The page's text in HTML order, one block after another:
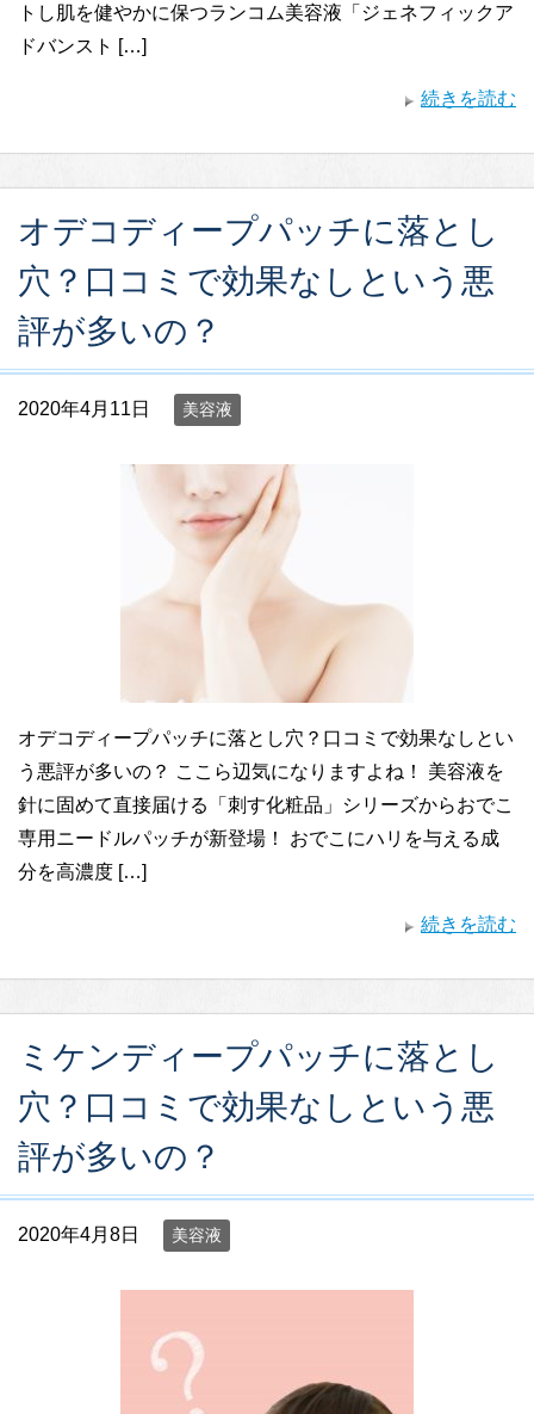
トし肌を健やかに保つランコム美容液「ジェネフィックア
ドバンスト […]
続きを読む
オデコディープパッチに落とし
穴？口コミで効果なしという悪
評が多いの？
2020年4月11日 美容液
オデコディープパッチに落とし穴？口コミで効果なしとい
う悪評が多いの？ ここら辺気になりますよね！ 美容液を
針に固めて直接届ける「刺す化粧品」シリーズからおでこ
専用ニードルパッチが新登場！ おでこにハリを与える成
分を高濃度 […]
続きを読む
ミケンディープパッチに落とし
穴？口コミで効果なしという悪
評が多いの？
2020年4月8日 美容液